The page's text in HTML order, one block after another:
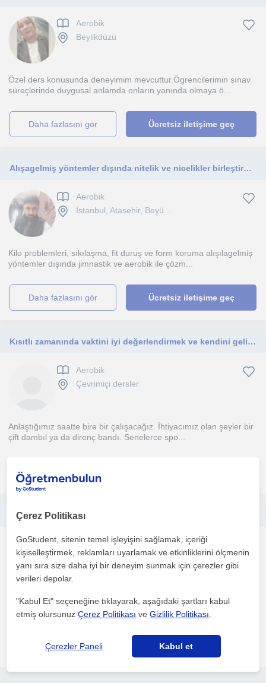
Aerobik
Beylikdüzü
Özel ders konusunda deneyimim mevcuttur.Ögrencilerimin sınav
süreçlerinde duygusal anlamda onların yanında olmaya ö...
daha fazlasını gör Ücretsiz iletişime geç
Alışagelmiş yöntemler dışında nitelik ve nicelikler birleştirmek ve her yaşa her cinsiyete uygun program ile burdayız.
Aerobik
İstanbul, Atasehir, Beyü...
Kilo problemleri, sıkılaşma, fit duruş ve form koruma alışılagelmiş
yöntemler dışında jimnastik ve aerobik ile çözm...
daha fazlasını gör Ücretsiz iletişime geç
Kısıtlı zamanında vaktini iyi değerlendirmek ve kendini geliştirmene yardımcı olmak için buradayım.
Aerobik
Çevrimiçi dersler
Anlaştığımız saatte bire bir çalışacağız. İhtiyacımız olan şeyler bir
çift dambıl ya da direnç bandı. Senelerce spo...
Aerobik
Çevrimiçi dersler
Any teaching must be based on the student, who is the focus of
the educational process, and any activity must be ap...
daha fazlasını gör Ücretsiz iletişime geç
Çerez Politikası
GoStudent, sitenin temel işleyişini sağlamak, içeriği
kişiselleştirmek, reklamları uyarlamak ve etkinliklerini ölçmenin
yanı sıra size daha iyi bir deneyim sunmak için çerezler gibi
verileri depolar.
"Kabul Et" seçeneğine tıklayarak, aşağıdaki şartları kabul
etmiş olursunuzÇerez Politikası veGizlilik Politikası
Çerezler Paneli Kabul et